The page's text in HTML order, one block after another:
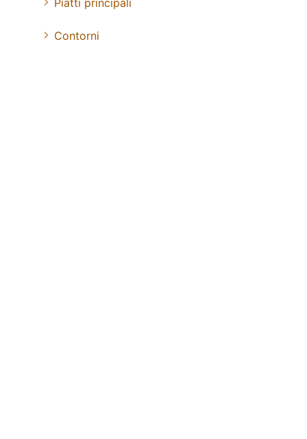
Piatti principali
Contorni